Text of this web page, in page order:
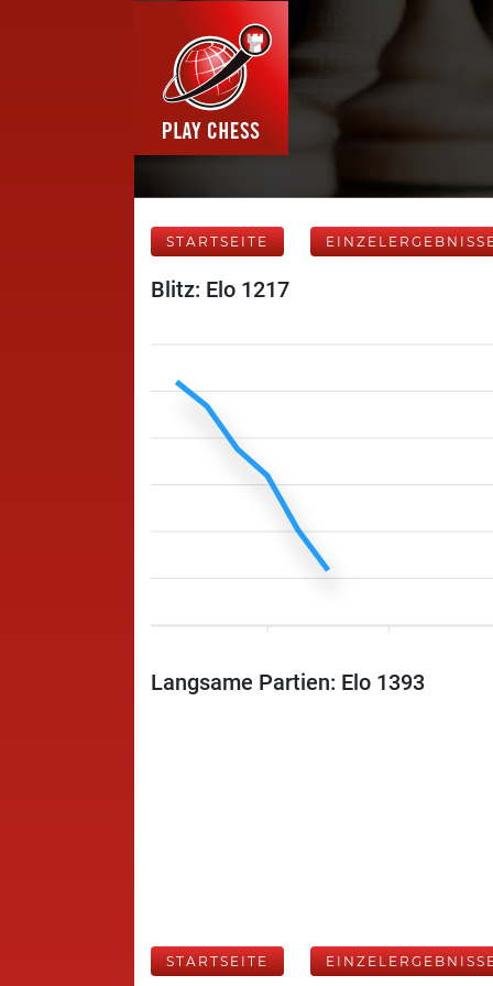
STARTSEITE
Blitz: Elo 1217
Langsame Partien: Elo 1393
STARTSEITE